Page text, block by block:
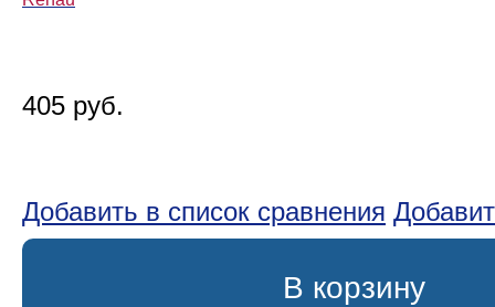
405 руб.
Добавить в список сравнения
В корзину